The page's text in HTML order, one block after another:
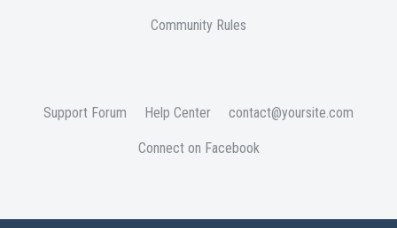
Community Rules
Support Forum Help Center contact@yoursite.com
Connect on Facebook